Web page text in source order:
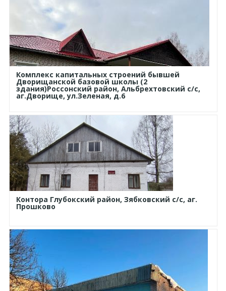
Комплекс капитальных строений бывшей
Дворищанской базовой школы (2
здания)Россонский район, Альбрехтовский с/с,
аг.Дворище, ул.Зеленая, д.6
Контора Глубокский район, Зябковский с/с, аг.
Прошково